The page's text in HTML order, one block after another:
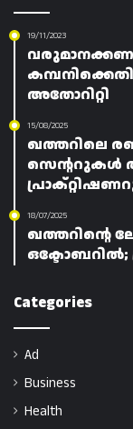
19/11/2023
അതോറിറ്റി
15/08/2025
ഖത്തറിലെ
സെന്ററുകൾ
18/07/2025
ഖത്തറിന്റെ
Categories
Ad
Business
Health